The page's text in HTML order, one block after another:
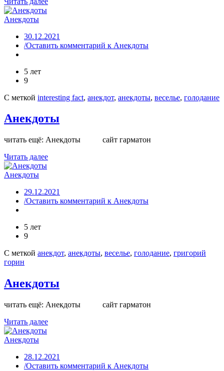
Анекдоты
30.12.2021
/Оставить комментарий к Анекдоты
5 лет
9
С меткой interesting fact, анекдот, анекдоты, веселье, голодание
Анекдоты
читать ещё: Анекдоты сайт гарматон
Читать далее
Анекдоты
29.12.2021
/Оставить комментарий к Анекдоты
5 лет
9
С меткой анекдот, анекдоты, веселье, голодание, григорий
горин
Анекдоты
читать ещё: Анекдоты сайт гарматон
Читать далее
Анекдоты
28.12.2021
/Оставить комментарий к Анекдоты